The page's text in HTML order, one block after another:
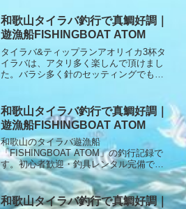
が、2枚潮に苦戦でした。初めてのテンヤ
太刀魚タイラバとは、違うアタリに苦戦
でしたねリリースもありがとうございま
す。本日もありがとうございました。
和歌山タイラバ釣行で真鯛好調｜
遊漁船FISHINGBOAT ATOM
タイラバ&ティップランアオリイカ3杯タ
イラバは、アタリ多く楽しんで頂けまし
た。バラシ多く針のセッティングでもっ
和歌山タイラバ釣行で真鯛好調｜
遊漁船FISHINGBOAT ATOM
和歌山のタイラバ遊漁船
「FISHINGBOAT ATOM」の釣行記録で
す。初心者歓迎・釣具レンタル完備で、
安心してタイラバ釣りを楽しめます。本
日のタイラバ釣果です。今日は、朝一か
らアタリがあり開始すぐに真鯛が釣れて
和歌山タイラバ釣行で真鯛好調｜